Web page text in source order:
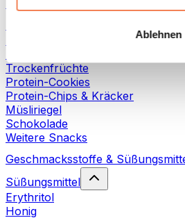
Weitere Informationen über die
finden Sie in den Unterpunkten
Cookies“ sowie in unserer
Sie können Ihre Einwilligung
Einstellungenauf unserer
Mehr Info
Ablehnen
Trockenfrüchte
Protein-Cookies
Protein-Chips & Kräcker
Müsliriegel
Schokolade
Weitere Snacks
Geschmacksstoffe &
Süßungsmittel
Erythritol
Honig